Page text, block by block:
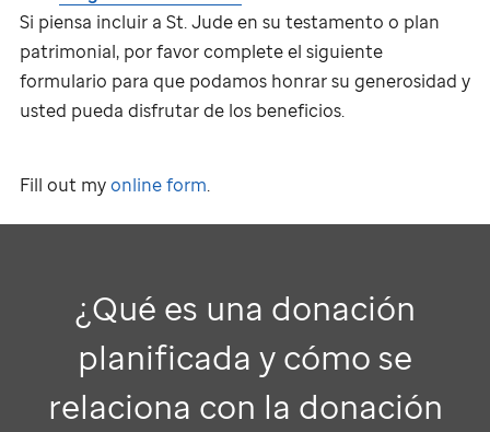
Si piensa incluir a St. Judeen su testamento o plan
patrimonial, por favor complete el siguiente
formulario para que podamos honrar su generosidad y
usted pueda disfrutar de los beneficios.
Fill out myonline form.
¿Qué es una donación
planificada y cómo se
relaciona con la donación